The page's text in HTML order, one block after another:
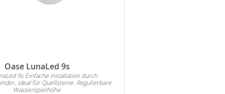
Oase LunaLed 9s
9s Einfache Installation durch
ideal für Quellsteine. Regulierbare
Wasserspielhöhe